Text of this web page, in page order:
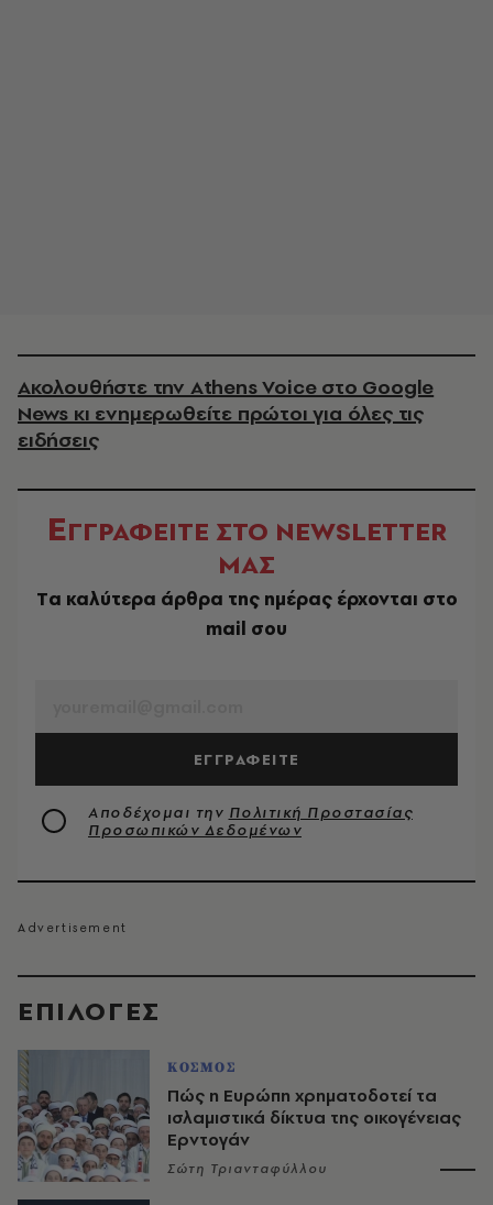
EΠΙΛΟΓΈΣ
ΚΟΣΜΟΣ
Πώς η Ευρώπη χρηματοδοτεί τα
ισλαμιστικά δίκτυα της οικογένειας
Ερντογάν
Σώτη Τριανταφύλλου
Ακολουθήστε την Athens Voice στο Google
News κι ενημερωθείτε πρώτοι για όλες τις
ειδήσεις
ΕΓΓΡΑΦΕΙΤΕ ΣΤΟ NEWSLETTER
ΜΑΣ
Tα καλύτερα άρθρα της ημέρας έρχονται στο
mail σου
ΕΓΓΡΑΦΕΙΤΕ
Αποδέχομαι την Πολιτική Προστασίας
Προσωπικών Δεδομένων